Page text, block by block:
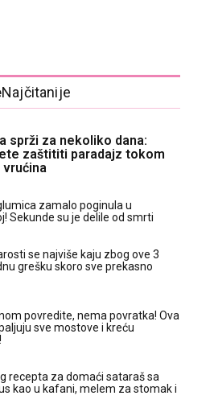
Najčitanije
sprži za nekoliko dana:
zaštititi paradajz tokom
vrućina
zamalo poginula u
Sekunde su je delile od smrti
se najviše kaju zbog ove 3
grešku skoro sve prekasno
povredite, nema povratka! Ova
sve mostove i kreću
recepta za domaći sataraš sa
kao u kafani, melem za stomak i